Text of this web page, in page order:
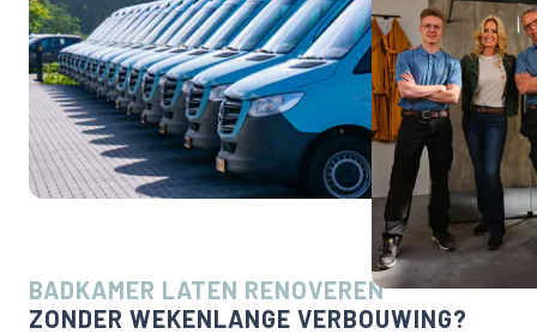
BADKAMER LATEN RENOVEREN
ZONDER WEKENLANGE VERBOUWING?